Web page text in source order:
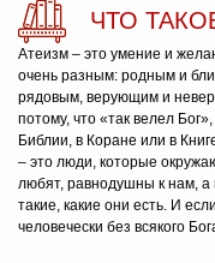
ЧТО
Атеизм – это умение и
очень разным: родным и
рядовым, верующим и
потому, что «так велел
Библии, в Коране или в
– это люди, которые
любят, равнодушны к нам,
такие, какие они есть. И
человечески без всякого